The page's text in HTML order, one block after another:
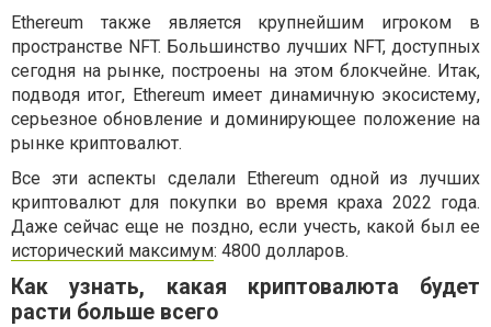
Ethereum также является крупнейшим игроком в
пространстве NFT. Большинство лучших NFT, доступных
сегодня на рынке, построены на этом блокчейне. Итак,
подводя итог, Ethereum имеет динамичную экосистему,
серьезное обновление и доминирующее положение на
рынке криптовалют.
Все эти аспекты сделали Ethereum одной из лучших
криптовалют для покупки во время краха 2022 года.
Даже сейчас еще не поздно, если учесть, какой был ее
исторический максимум: 4800 долларов.
Как узнать, какая криптовалюта будет
расти больше всего